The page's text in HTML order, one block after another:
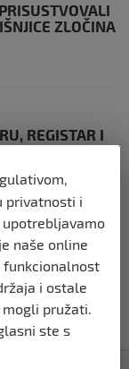
ZLOČINA
REGISTAR I
I
PROGONA
privatnosti i
upotrebljavamo
naše online
funkcionalnost
i ostale
pružati.
ste s